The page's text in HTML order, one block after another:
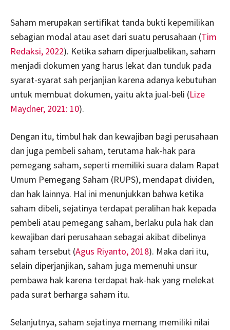
Saham merupakan sertifikat tanda bukti kepemilikan
sebagian modal atau aset dari suatu perusahaan (Tim
Redaksi, 2022). Ketika saham diperjualbelikan, saham
menjadi dokumen yang harus lekat dan tunduk pada
syarat-syarat sah perjanjian karena adanya kebutuhan
untuk membuat dokumen, yaitu akta jual-beli (Lize
Maydner, 2021: 10).
Dengan itu, timbul hak dan kewajiban bagi perusahaan
dan juga pembeli saham, terutama hak-hak para
pemegang saham, seperti memiliki suara dalam Rapat
Umum Pemegang Saham (RUPS), mendapat dividen,
dan hak lainnya. Hal ini menunjukkan bahwa ketika
saham dibeli, sejatinya terdapat peralihan hak kepada
pembeli atau pemegang saham, berlaku pula hak dan
kewajiban dari perusahaan sebagai akibat dibelinya
saham tersebut (Agus Riyanto, 2018). Maka dari itu,
selain diperjanjikan, saham juga memenuhi unsur
pembawa hak karena terdapat hak-hak yang melekat
pada surat berharga saham itu.
Selanjutnya, saham sejatinya memang memiliki nilai